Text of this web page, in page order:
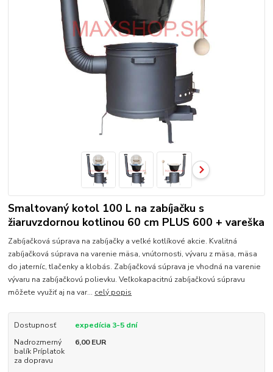
Smaltovaný kotol 100 L na zabíjačku s
žiaruvzdornou kotlinou 60 cm PLUS 600 + vareška
Zabíjačková súprava na zabíjačky a veľké kotlíkové akcie. Kvalitná
zabíjačková súprava na varenie mäsa, vnútornosti, vývaru z mäsa, mäsa
do jaterníc, tlačenky a klobás. Zabíjačková súprava je vhodná na varenie
vývaru na zabíjačkovú polievku. Veľkokapacitnú zabíjačkovú súpravu
môžete využiť aj na var... celý popis
Dostupnosť
expedícia 3-5 dní
Nadrozmerný
balík Príplatok
za dopravu
6,00 EUR